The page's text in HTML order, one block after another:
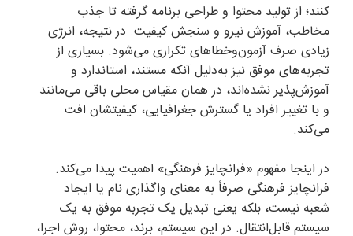
کنند؛ از تولید محتوا و طراحی برنامه گرفته تا جذب
مخاطب، آموزش نیرو و سنجش کیفیت. در نتیجه، انرژی
زیادی صرف آزمون‌وخطاهای تکراری می‌شود. بسیاری از
تجربه‌های موفق نیز به‌دلیل آنکه مستند، استاندارد و
آموزش‌پذیر نشده‌اند، در همان مقیاس محلی باقی می‌مانند
و با تغییر افراد یا گسترش جغرافیایی، کیفیتشان افت
می‌کند.
در اینجا مفهوم «فرانچایز فرهنگی» اهمیت پیدا می‌کند.
فرانچایز فرهنگی صرفاً به معنای واگذاری نام یا ایجاد
شعبه نیست، بلکه یعنی تبدیل یک تجربه موفق به یک
سیستم قابل‌انتقال. در این سیستم، برند، محتوا، روش اجرا،